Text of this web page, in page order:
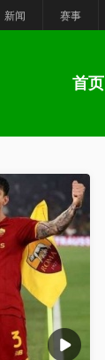
新闻 赛事
首页